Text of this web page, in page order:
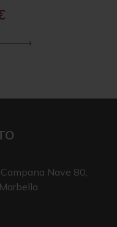
Nave 80,